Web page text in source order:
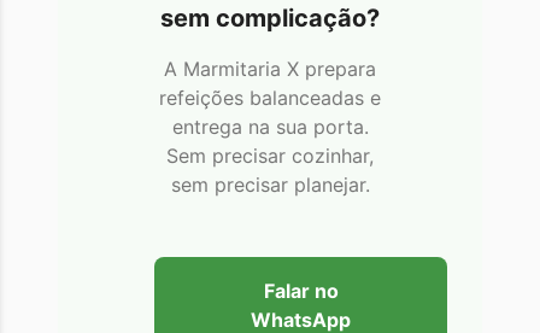
sem complicação?
A Marmitaria X prepara
refeições balanceadas e
entrega na sua porta.
Sem precisar cozinhar,
sem precisar planejar.
Falar no
WhatsApp